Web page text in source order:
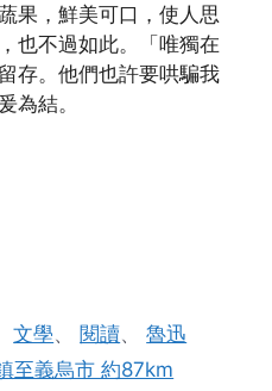
果，鮮美可口，使人思
也不過如此。「唯獨在
存。他們也許要哄騙我
為結。
文學、閱讀、魯迅
至義烏市 約87km